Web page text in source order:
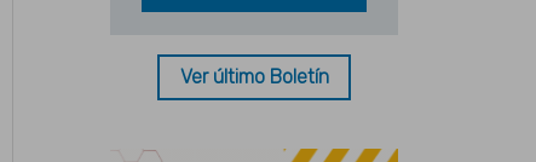
Ver último Boletín